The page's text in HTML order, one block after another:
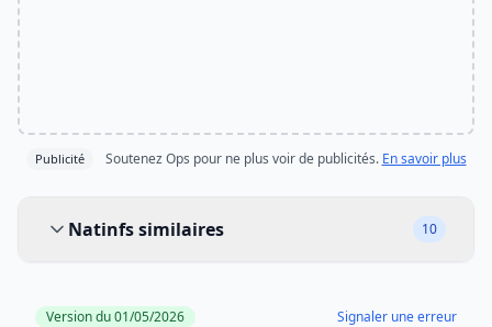
Publicité Soutenez Ops pour ne plus voir de publicités. En savoir plus
Natinfs similaires
10
Version du 01/05/2026 Signaler une erreur